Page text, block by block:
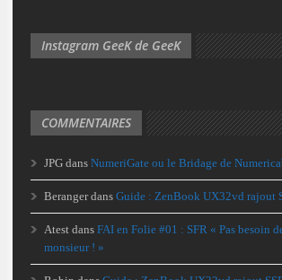
Instagram GeeK de GeeK
COMMENTAIRES
JPG dans NumeriGate ou le Bridage de
Berangerdans Guide : ZenBook UX32vd rajout
Atest dans FAI en Folie #01 : SFR « Pas besoin
monsieur ! »